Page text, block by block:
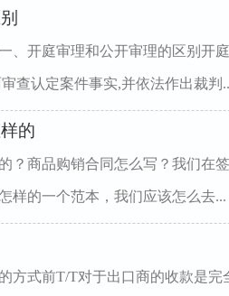
、开庭审理和公开审理的区别开
查认定案件事实,并依法作出裁判
的
？商品购销合同怎么写？我们在
样的一个范本，我们应该怎么去...
方式前T/T对于出口商的收款是